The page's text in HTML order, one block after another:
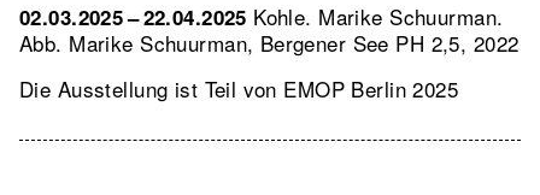
02.03.2025 – 22.04.2025 Kohle. Marike Schuurman.
Abb. Marike Schuurman, Bergener See PH 2,5, 2022
Die Ausstellung ist Teil von EMOP Berlin 2025